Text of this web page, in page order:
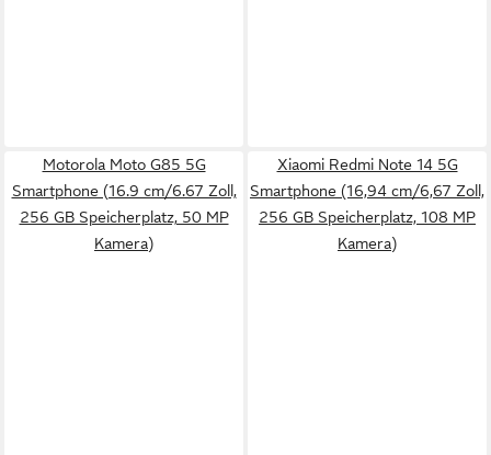
Motorola Moto G85 5G
Smartphone (16.9 cm/6.67 Zoll,
256 GB Speicherplatz, 50 MP
Kamera)
Xiaomi Redmi Note 14 5G
Smartphone (16,94 cm/6,67 Zoll,
256 GB Speicherplatz, 108 MP
Kamera)